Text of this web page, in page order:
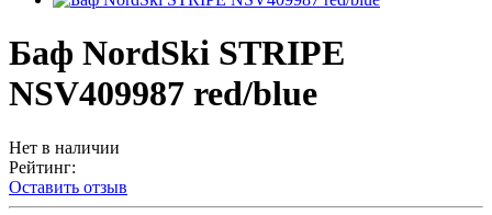
Баф NordSki STRIPE
NSV409987 red/blue
Нет в наличии
Рейтинг:
Оставить отзыв